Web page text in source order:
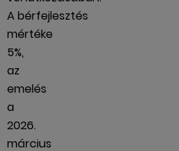
A bérfejlesztés
mértéke
5%,
az
emelés
a
2026.
március